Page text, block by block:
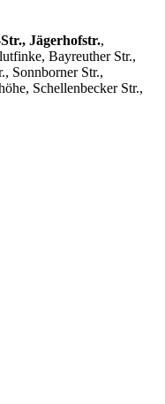
Jägerhofstr.,
Bayreuther Str.,
Sonnborner Str.,
Schellenbecker Str.,